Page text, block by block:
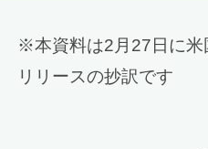
※本資料は2月27日に米
リリースの抄訳です